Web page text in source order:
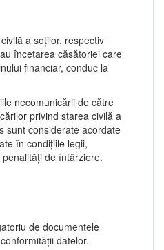
a soților, respectiv
încetarea căsătoriei care
financiar, conduc la
necomunicării de către
privind starea civilă a
sunt considerate acordate
în condițiile legii,
de întârziere.
de documentele
datelor.